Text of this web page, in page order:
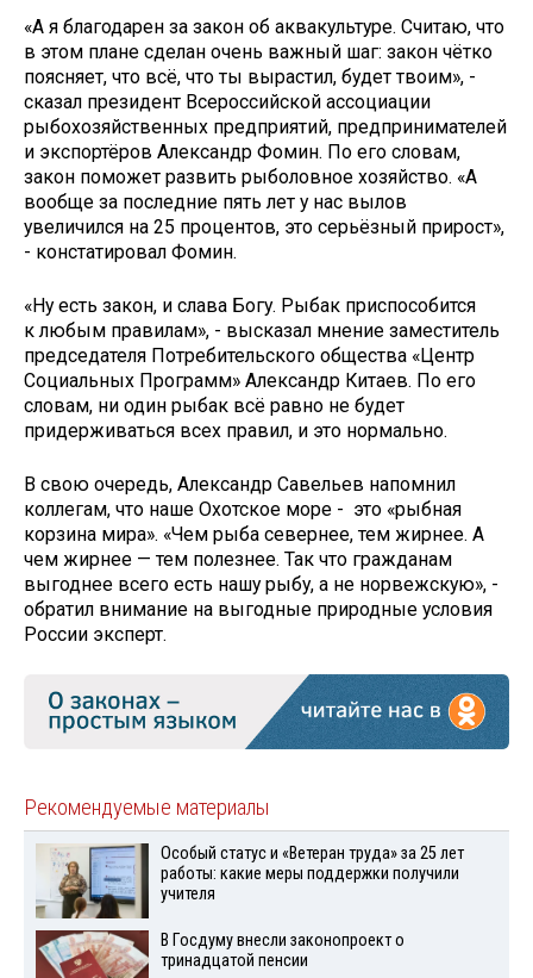
«А я благодарен за закон об аквакультуре. Считаю, что
в этом плане сделан очень важный шаг: закон чётко
поясняет, что всё, что ты вырастил, будет твоим», -
сказал президент Всероссийской ассоциации
рыбохозяйственных предприятий, предпринимателей
и экспортёров Александр Фомин. По его словам,
закон поможет развить рыболовное хозяйство. «А
вообще за последние пять лет у нас вылов
увеличился на 25 процентов, это серьёзный прирост»,
- констатировал Фомин.
«Ну есть закон, и слава Богу. Рыбак приспособится
к любым правилам», - высказал мнение заместитель
председателя Потребительского общества «Центр
Социальных Программ» Александр Китаев. По его
словам, ни один рыбак всё равно не будет
придерживаться всех правил, и это нормально.
В свою очередь, Александр Савельев напомнил
коллегам, что наше Охотское море - это «рыбная
корзина мира». «Чем рыба севернее, тем жирнее. А
чем жирнее — тем полезнее. Так что гражданам
выгоднее всего есть нашу рыбу, а не норвежскую», -
обратил внимание на выгодные природные условия
России эксперт.
Рекомендуемые материалы
Особый статус и «Ветеран труда» за 25 лет
работы: какие меры поддержки получили
учителя
В Госдуму внесли законопроект о
тринадцатой пенсии